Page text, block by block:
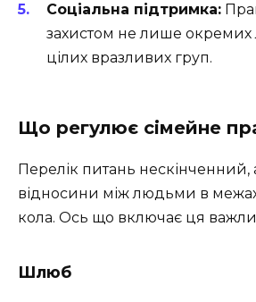
Соціальна підтримка:
захистом не лише
цілих вразливих груп.
Що регулює сімейне
Перелік питань
відносини між людьми в
кола. Ось що включає ця
Шлюб